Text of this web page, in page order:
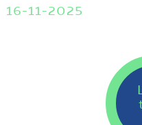
16-11-2025